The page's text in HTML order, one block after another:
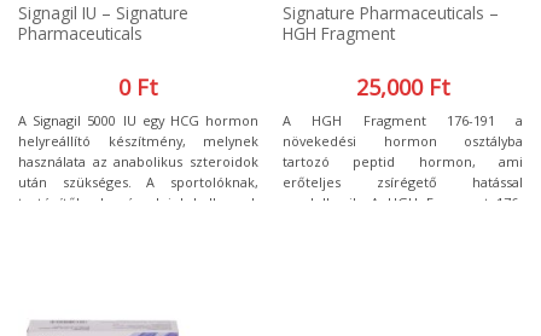
Signagil IU – Signature
Pharmaceuticals
0 Ft
A Signagil 5000 IU egy HCG hormon
helyreállító készítmény, melynek
használata az anabolikus szteroidok
után szükséges. A sportolóknak,
testépítőknek számolniuk kell azzal,
javasolt a HCG használata.
Signature Pharmaceuticals –
HGH Fragment
25,000 Ft
A HGH Fragment 176-191 a
növekedési hormon osztályba
tartozó peptid hormon, ami
erőteljes zsírégető hatással
rendelkezik. A HGH Fragment 176-